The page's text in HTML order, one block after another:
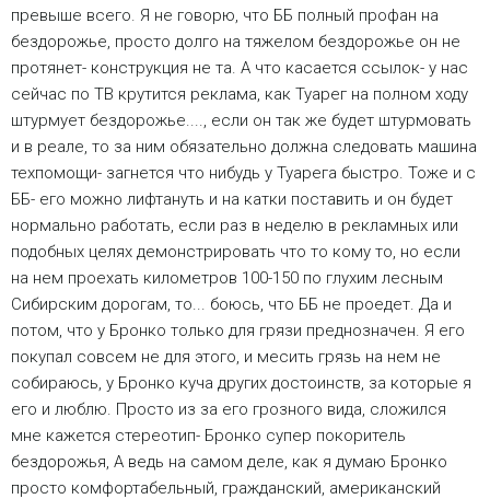
превыше всего. Я не говорю, что ББ полный профан на
бездорожье, просто долго на тяжелом бездорожье он не
протянет- конструкция не та. А что касается ссылок- у нас
сейчас по ТВ крутится реклама, как Туарег на полном ходу
штурмует бездорожье...., если он так же будет штурмовать
и в реале, то за ним обязательно должна следовать машина
техпомощи- загнется что нибудь у Туарега быстро. Тоже и с
ББ- его можно лифтануть и на катки поставить и он будет
нормально работать, если раз в неделю в рекламных или
подобных целях демонстрировать что то кому то, но если
на нем проехать километров 100-150 по глухим лесным
Сибирским дорогам, то... боюсь, что ББ не проедет. Да и
потом, что у Бронко только для грязи преднозначен. Я его
покупал совсем не для этого, и месить грязь на нем не
собираюсь, у Бронко куча других достоинств, за которые я
его и люблю. Просто из за его грозного вида, сложился
мне кажется стереотип- Бронко супер покоритель
бездорожья, А ведь на самом деле, как я думаю Бронко
просто комфортабельный, гражданский, американский